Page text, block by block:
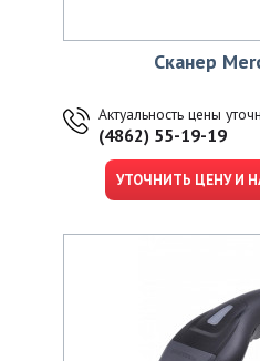
Сканер
Актуальность цены
(4862) 55-19-19
УТОЧНИТЬ ЦЕНУ И